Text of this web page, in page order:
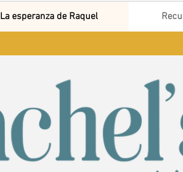
La esperanza de Raquel